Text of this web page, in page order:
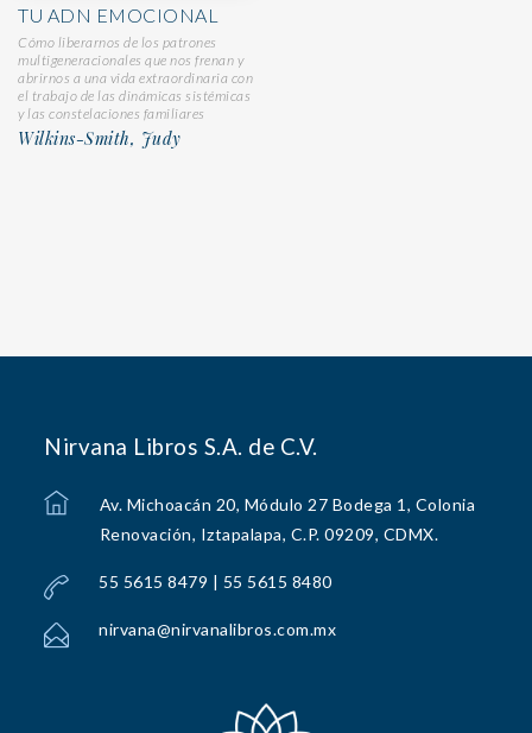
TU ADN EMOCIONAL
Cómo liberarnos de los patrones
multigeneracionales que nos frenan y
abrirnos a una vida extraordinaria con
el trabajo de las dinámicas sistémicas
y las constelaciones familiares
Wilkins-Smith, Judy
Nirvana Libros S.A. de C.V.
Av. Michoacán 20, Módulo 27 Bodega 1, Colonia
Renovación, Iztapalapa, C.P. 09209, CDMX.
55 5615 8479 | 55 5615 8480
nirvana@nirvanalibros.com.mx